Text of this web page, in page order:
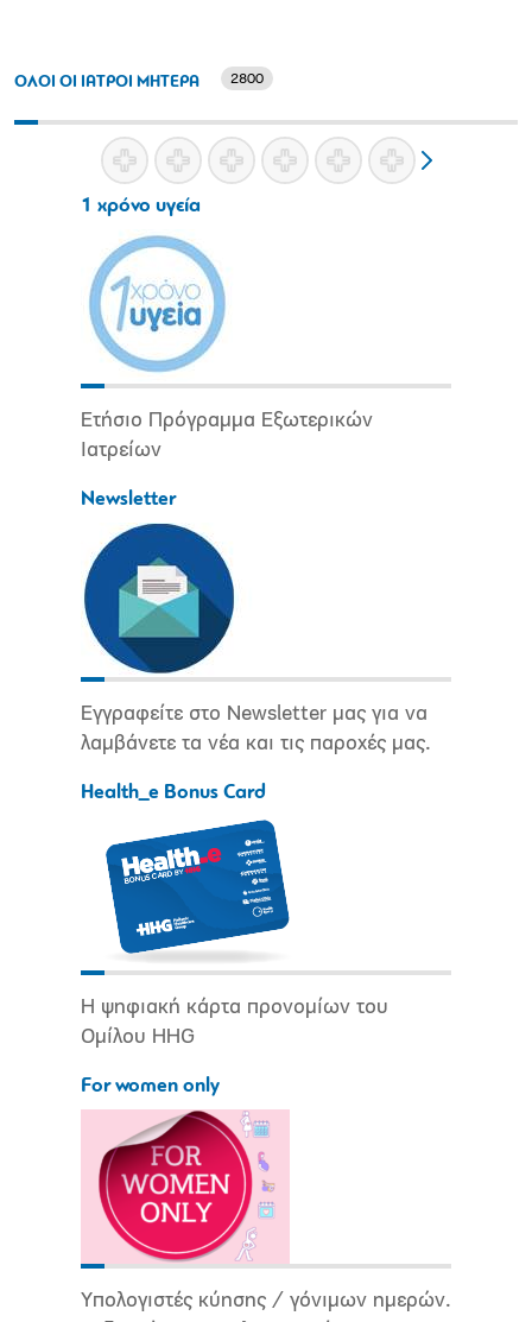
ΟΛΟΙ ΟΙ ΙΑΤΡΟΙ ΜΗΤΕΡΑ 2800
1 χρόνο υγεία
Ετήσιο Πρόγραμμα Εξωτερικών
Ιατρείων
Newsletter
Εγγραφείτε στο Newsletter μας για να
λαμβάνετε τα νέα και τις παροχές μας.
Health_e Bonus Card
Η ψηφιακή κάρτα προνομίων του
Ομίλου HHG
For women only
Υπολογιστές κύησης / γόνιμων ημερών.